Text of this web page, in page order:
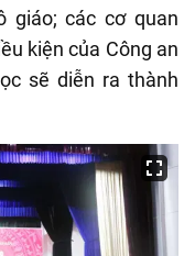
giáo; các cơ quan
kiện của Công an
sẽ diễn ra thành